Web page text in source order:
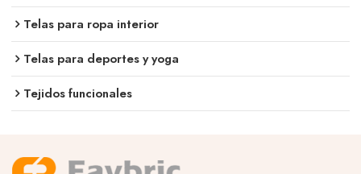
Telas para ropa interior
Telas para deportes y yoga
Tejidos funcionales